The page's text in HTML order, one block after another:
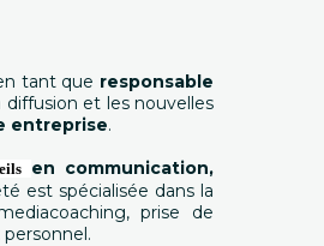
tant que responsable
diffusion et les nouvelles
entreprise.
en communication,
est spécialisée dans la
prise de